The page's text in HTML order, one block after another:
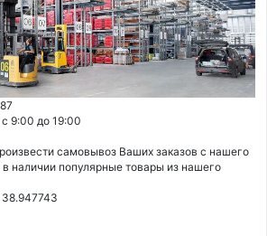
9:00 до 19:00
самовывоз Ваших заказов с нашего
в наличии популярные товары из нашего
38.947743